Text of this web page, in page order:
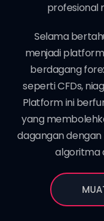
profesional
Selama
menjadi
berdagang
sepertiCFDs,
Platform ini
yang
dagangan
algoritma